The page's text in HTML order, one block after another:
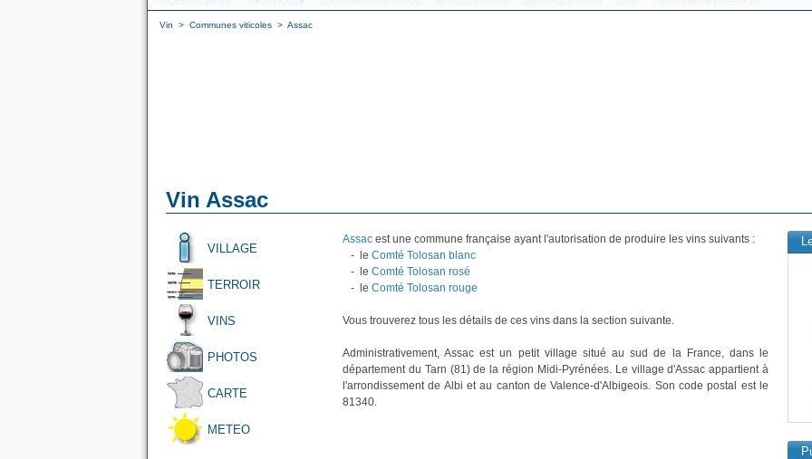
Vin > Communes viticoles > Assac
Vin Assac
VILLAGE
TERROIR
VINS
PHOTOS
CARTE
METEO
Assac est une commune française ayant l'autorisation de produire les vins suivants :
- le Comté Tolosan blanc
- le Comté Tolosan rosé
- le Comté Tolosan rouge
Vous trouverez tous les détails de ces vins dans la section suivante.
Administrativement, Assac est un petit village situé au sud de la France, dans le
département du Tarn (81) de la région Midi-Pyrénées. Le village d'Assac appartient à
l'arrondissement de Albi et au canton de Valence-d'Albigeois. Son code postal est le
81340.